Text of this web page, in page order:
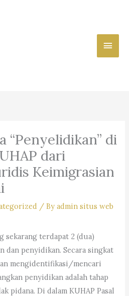
Main
“Penyelidikan” di
dari
Keimigrasian
/ Byadmin situs web
sekarang terdapat 2 (dua)
penyidikan. Secara singkat
mengidentifikasi/mencari
penyidikan adalah tahap
pidana. Di dalam KUHAP Pasal